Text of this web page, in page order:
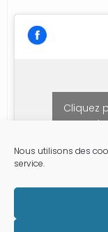
Nous utilisons des
service.
Cliquez